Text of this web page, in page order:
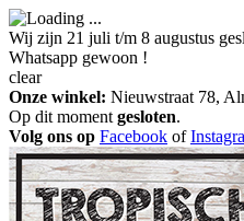
Wij zijn 21 juli t/m 8 augustus
Whatsapp gewoon !
clear
Onze winkel: Nieuwstraat 78,
Op dit moment gesloten.
Volg ons op Facebook of